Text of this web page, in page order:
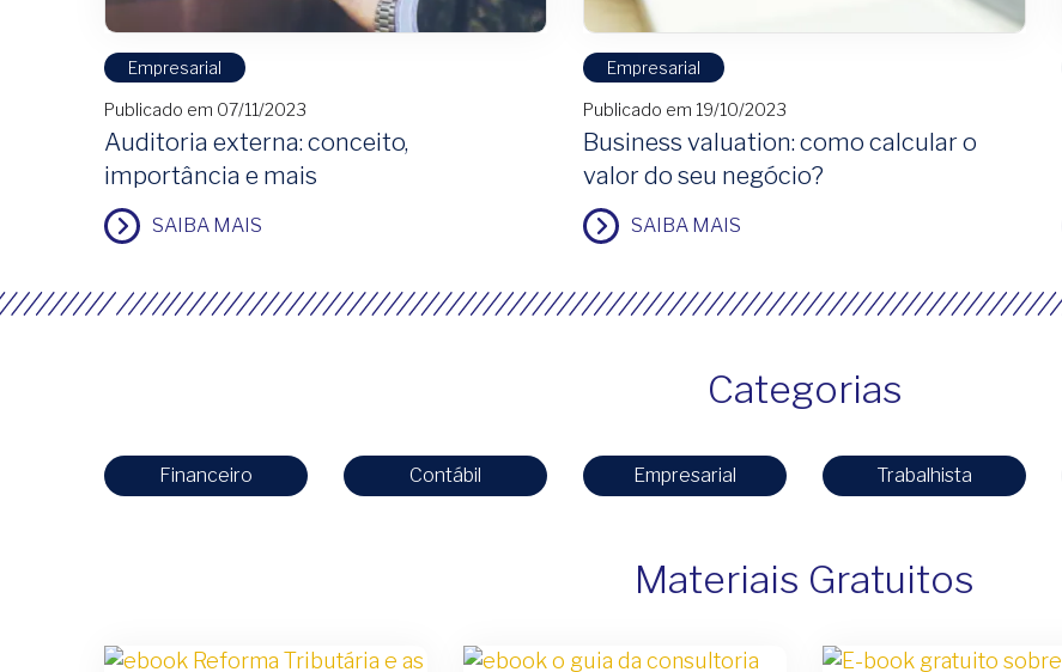
Empresarial
Publicado em 07/11/2023
Auditoria externa: conceito,
importância e mais
SAIBA MAIS
Empresarial
Publicado em 19/10/2023
Business valuation: como calcular o
valor do seu negócio?
SAIBA MAIS
Categorias
Financeiro Contábil Empresarial Trabalhista
Materiais Gratuitos